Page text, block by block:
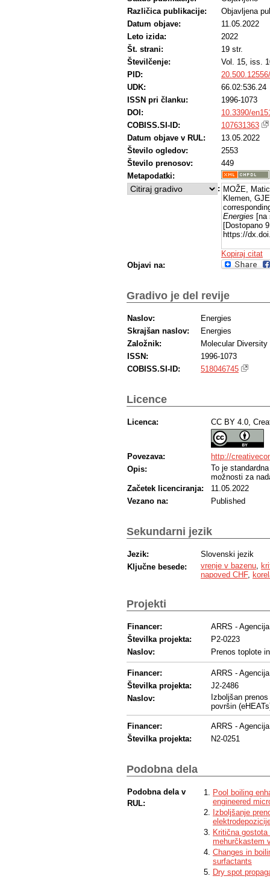
Različica publikacije:
Objavljena
Datum objave:
11.05.2022
Leto izida:
2022
Št. strani:
19 str.
Številčenje:
Vol. 15, iss.
PID:
UDK:
66.02:536.24
ISSN pri članku:
1996-1073
DOI:
10.3390/
COBISS.SI-ID:
107631363
Datum objave v RUL:
13.05.2022
Število ogledov:
2553
Število prenosov:
449
Metapodatki:
: MOŽE,
Klemen,
Energies [na
[Dostopano
https://
Kopiraj citat
Objavi na:
Gradivo je del revije
Naslov:
Energies
Skrajšan naslov:
Energies
Založnik:
Molecular
ISSN:
1996-1073
COBISS.SI-ID:
518046745
Licence
Licenca: CC BY 4.0,
Povezava:
http://
Opis:
To je
možnosti za
Začetek licenciranja:
11.05.2022
Vezano na:
Published
Sekundarni jezik
Jezik:
Slovenski jezik
Ključne besede:
vrenje v bazenu
napoved CHF,
Projekti
Financer:
ARRS -
Številka projekta:
P2-0223
Naslov:
Prenos toplote
Financer:
ARRS -
Številka projekta:
J2-2486
Naslov:
Izboljšan
površin
Financer:
ARRS -
Številka projekta:
N2-0251
Podobna dela
Podobna dela v
RUL:
Pool boiling
engineered
Izboljšanje
Kritična
mehurčkastem
Changes in
surfactants
Dry spot